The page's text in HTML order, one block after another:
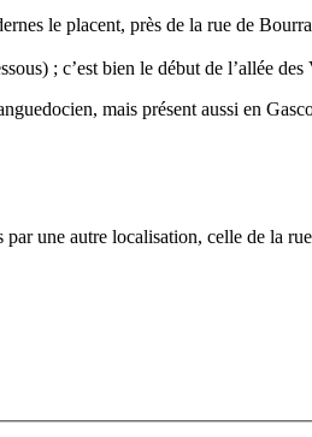
le placent, près de la rue de
; c’est bien le début de l’allée
mais présent aussi en
une autre localisation, celle de la